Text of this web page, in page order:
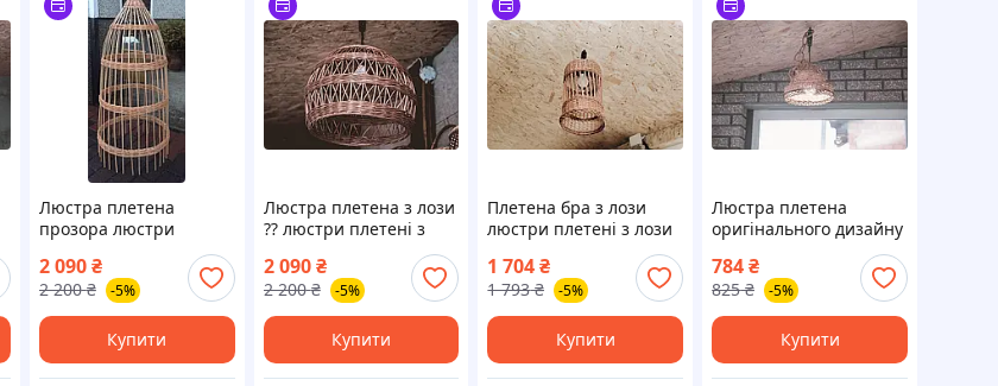
Люстра плетена
прозора люстри
плетені в ресторан
торшери абажури бра
велика
2 090₴
2 200 ₴ -5%
Купити
Люстра плетена з лози
⁇ люстри плетені з
абажури бра
2 090 ₴
2 200 ₴ -5%
Купити
Плетена бра з лози
люстри плетені з лози
торшери абажури бра
1 704₴
1 793 ₴ -5%
Купити
Люстра плетена
оригінального дизайну
лози ⁇ торшери
абажури бра
784₴
825 ₴ -5%
Купити